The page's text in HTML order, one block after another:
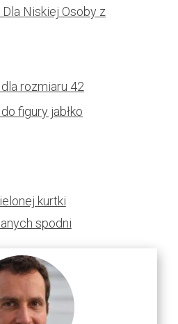
Dla Niskiej Osoby z
rozmiaru 42
figury jabłko
kurtki
spodni